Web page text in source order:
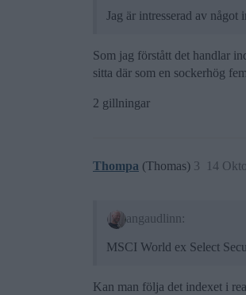
Jag är intresserad av
Som jag förstått det handlar
sitta där som en sockerhög
2 gillningar
Thompa (Thomas) 14
3
angaudlinn:
MSCI World ex Select
Kan man följa det indexet i